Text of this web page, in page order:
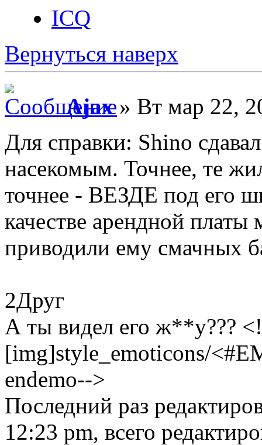
ICQ
Вернуться наверх
Ajax» Вт мар 22,
Для справки: Shino
насекомым. Точнее, те
точнее - ВЕЗДЕ под его
качестве арендной
приводили ему смачных
2Друг
А ты видел его ж**у???
[img]style_emoticons/
endemo-->
Последний раз
12:23 pm, всего